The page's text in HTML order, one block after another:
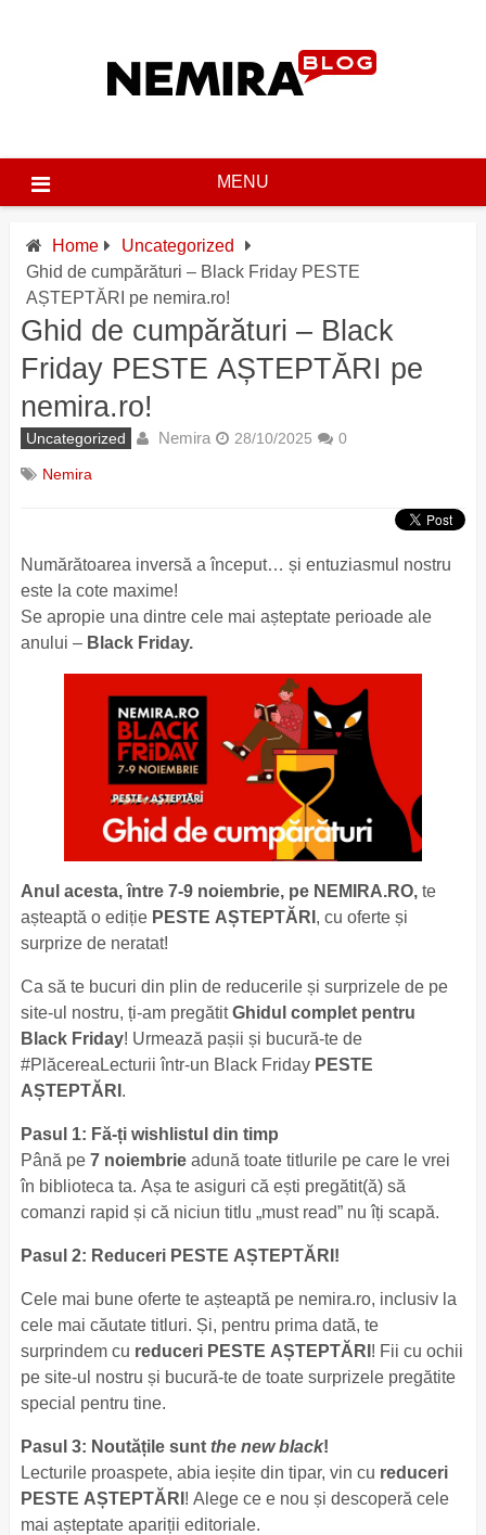
MENU
Home
Uncategorized
Ghid de cumpărături – Black Friday PESTE
AȘTEPTĂRI pe nemira.ro!
Ghid de cumpărături – Black
Friday PESTE AȘTEPTĂRI pe
nemira.ro!
Uncategorized Nemira 28/10/2025 0
Nemira
Numărătoarea inversă a început… și entuziasmul nostru
este la cote maxime!
Se apropie una dintre cele mai așteptate perioade ale
anului – Black Friday.
Anul acesta, între 7-9 noiembrie, pe NEMIRA.RO, te
așteaptă o ediție PESTE AȘTEPTĂRI , cu oferte și
surprize de neratat!
Ca să te bucuri din plin de reducerile și surprizele de pe
site-ul nostru, ți-am pregătitGhidul complet pentru
Black Friday! Urmează pașii și bucură-te de
#PlăcereaLecturii într-un Black Friday PESTE
AȘTEPTĂRI .
Pasul 1: Fă-ți wishlistul din timp
Până pe 7 noiembrieadună toate titlurile pe care le vrei
în biblioteca ta. Așa te asiguri că ești pregătit(ă) să
comanzi rapid și că niciun titlu „must read” nu îți scapă.
Pasul 2: Reduceri PESTE AȘTEPTĂRI!
Cele mai bune oferte te așteaptă pe nemira.ro, inclusiv la
cele mai căutate titluri. Și, pentru prima dată, te
surprindem cu reduceri PESTE AȘTEPTĂRI ! Fii cu ochii
pe site-ul nostru și bucură-te de toate surprizele pregătite
special pentru tine.
Pasul 3: Noutățile sunt the new black!
Lecturile proaspete, abia ieșite din tipar, vin cu reduceri
PESTE AȘTEPTĂRI ! Alege ce e nou și descoperă cele
mai așteptate apariții editoriale.